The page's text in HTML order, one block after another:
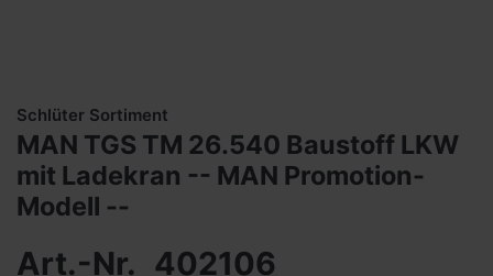
Schlüter Sortiment
MAN TGS TM 26.540 Baustoff LKW
mit Ladekran -- MAN Promotion-
Modell --
Art.-Nr. 402106